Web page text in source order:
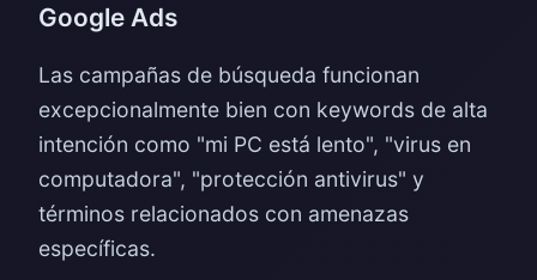
Google Ads
Las campañas de búsqueda funcionan
excepcionalmente bien con keywords de alta
intención como "mi PC está lento", "virus en
computadora", "protección antivirus" y
términos relacionados con amenazas
específicas.